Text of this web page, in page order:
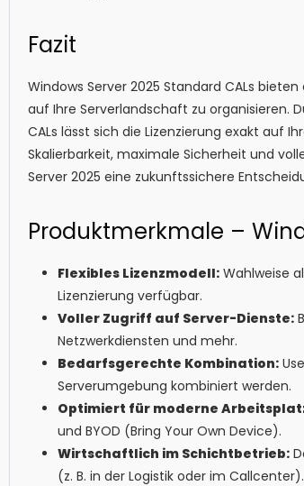
Fazit
Windows Server 2025 Standard CALs
auf Ihre Serverlandschaft zu organisieren.
CALs lässt sich die Lizenzierung exakt auf
Skalierbarkeit, maximale Sicherheit und
Server 2025 eine zukunftssichere
Produktmerkmale –
Flexibles Lizenzmodell: Wahlweise
Lizenzierung verfügbar.
Voller Zugriff auf Server-Dienste:
Netzwerkdiensten und mehr.
Bedarfsgerechte Kombination:
Serverumgebung kombiniert werden.
Optimiert für moderne
und BYOD (Bring Your Own Device).
Wirtschaftlich im Schichtbetrieb:
(z. B. in der Logistik oder im Callcenter).